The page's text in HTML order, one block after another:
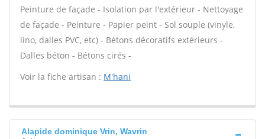
Peinture de façade - Isolation par l'extérieur - Nettoyage
de façade - Peinture - Papier peint - Sol souple (vinyle,
lino, dalles PVC, etc) - Bétons décoratifs extérieurs -
Dalles béton - Bétons cirés -
Voir la fiche artisan : M'hani
Alapide dominique Vrin, Wavrin